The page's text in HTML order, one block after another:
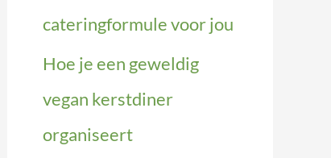
cateringformule voor jou
Hoe je een geweldig
vegan kerstdiner
organiseert